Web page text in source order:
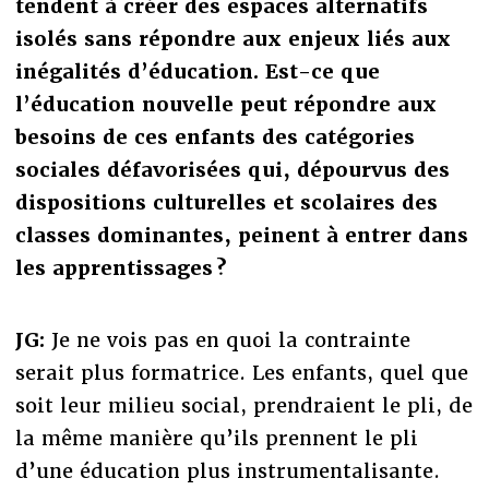
tendent à créer des espaces alternatifs
isolés sans répondre aux enjeux liés aux
inégalités d’éducation. Est-ce que
l’éducation nouvelle peut répondre aux
besoins de ces enfants des catégories
sociales défavorisées qui, dépourvus des
dispositions culturelles et scolaires des
classes dominantes, peinent à entrer dans
les apprentissages ?
JG: Je ne vois pas en quoi la contrainte
serait plus formatrice. Les enfants, quel que
soit leur milieu social, prendraient le pli, de
la même manière qu’ils prennent le pli
d’une éducation plus instrumentalisante.